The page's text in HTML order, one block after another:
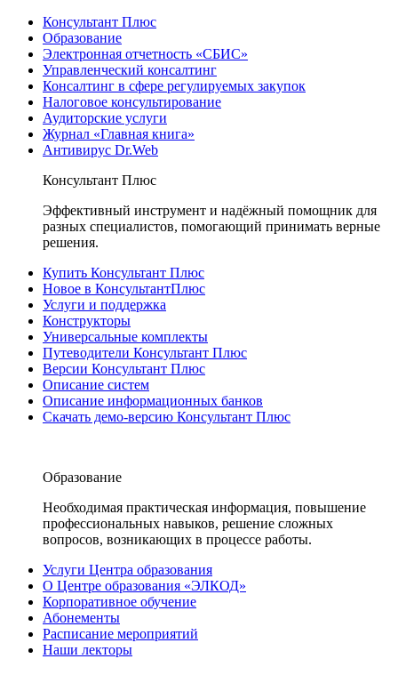
Консультант Плюс
Образование
Электронная отчетность «СБИС»
Управленческий консалтинг
Консалтинг в сфере регулируемых закупок
Налоговое консультирование
Аудиторские услуги
Журнал «Главная книга»
Антивирус Dr.Web
Консультант Плюс
Эффективный инструмент и надёжный помощник для
разных специалистов, помогающий принимать верные
решения.
Купить Консультант Плюс
Новое в КонсультантПлюс
Услуги и поддержка
Конструкторы
Универсальные комплекты
Путеводители Консультант Плюс
Версии Консультант Плюс
Описание систем
Описание информационных банков
Скачать демо-версию Консультант Плюс
Образование
Необходимая практическая информация, повышение
профессиональных навыков, решение сложных
вопросов, возникающих в процессе работы.
Услуги Центра образования
О Центре образования «ЭЛКОД»
Корпоративное обучение
Абонементы
Расписание мероприятий
Наши лекторы